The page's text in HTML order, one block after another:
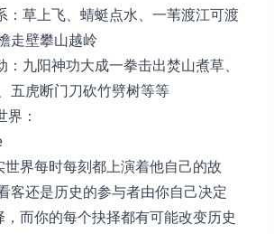
：草上飞、蜻蜓点水、一苇渡江可渡
走壁攀山越岭
九阳神功大成一拳击出焚山煮草、
五虎断门刀砍竹劈树等等
：
界每时每刻都上演着他自己的故
客还是历史的参与者由你自己决定
而你的每个抉择都有可能改变历史